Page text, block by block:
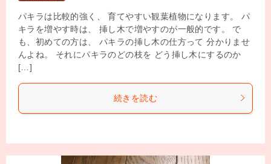
パキラは比較的強く、 育てやすい観葉植物になります。 パ
キラを増やす時は、 挿し木で増やすのが一般的です。 で
も、初めての方は、 パキラの挿し木の仕方って 分かりませ
んよね。 それにパキラのどの枝を どう挿し木にするのか
[…]
続きを読む